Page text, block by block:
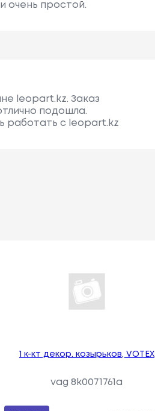
очень простой.
leopart.kz. Заказ
подошла.
работать с leopart.kz
1 к-кт декор. козырьков, VOTEX
vag 8k0071761a